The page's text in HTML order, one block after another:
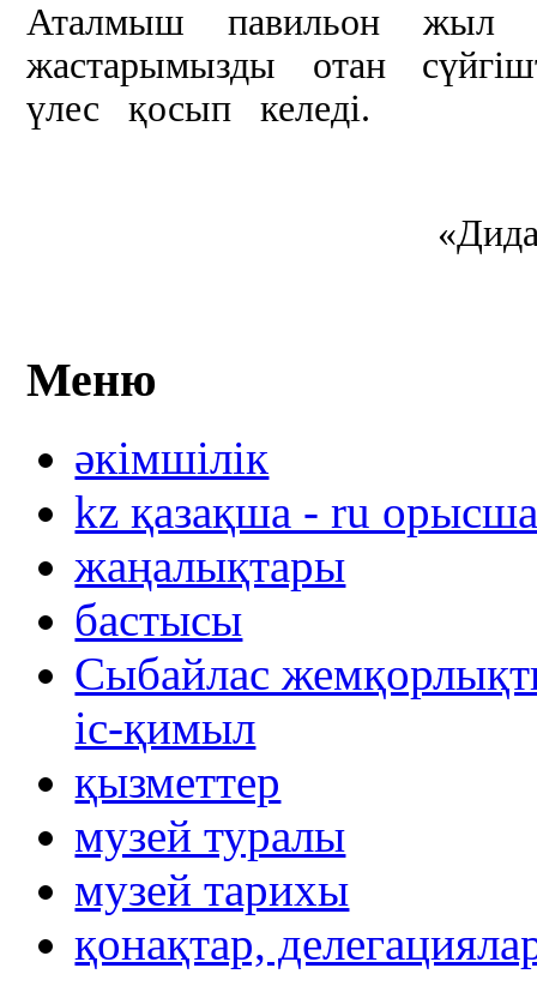
Аталмыш павильон жыл
жастарымызды отан
үлес қосып келеді.
Меню
әкімшілік
kz қазақша - ru
жаңалықтары
бастысы
Сыбайлас
іс-қимыл
қызметтер
музей туралы
музей тарихы
қонақтар,